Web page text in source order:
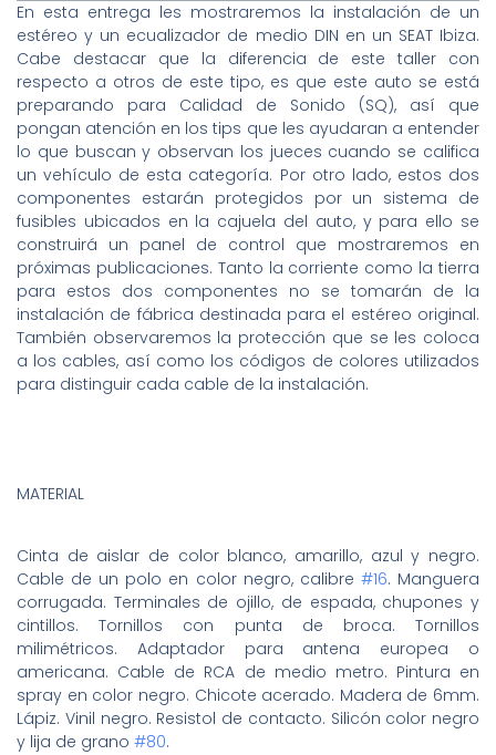
En esta entrega les mostraremos la instalación de un
estéreo y un ecualizador de medio DIN en un SEAT Ibiza.
Cabe destacar que la diferencia de este taller con
respecto a otros de este tipo, es que este auto se está
preparando para Calidad de Sonido (SQ), así que
pongan atención en los tips que les ayudaran a entender
lo que buscan y observan los jueces cuando se califica
un vehículo de esta categoría. Por otro lado, estos dos
componentes estarán protegidos por un sistema de
fusibles ubicados en la cajuela del auto, y para ello se
construirá un panel de control que mostraremos en
próximas publicaciones. Tanto la corriente como la tierra
para estos dos componentes no se tomarán de la
instalación de fábrica destinada para el estéreo original.
También observaremos la protección que se les coloca
a los cables, así como los códigos de colores utilizados
para distinguir cada cable de la instalación.
MATERIAL
Cinta de aislar de color blanco, amarillo, azul y negro.
Cable de un polo en color negro, calibre #16. Manguera
corrugada. Terminales de ojillo, de espada, chupones y
cintillos. Tornillos con punta de broca. Tornillos
milimétricos. Adaptador para antena europea o
americana. Cable de RCA de medio metro. Pintura en
spray en color negro. Chicote acerado. Madera de 6mm.
Lápiz. Vinil negro. Resistol de contacto. Silicón color negro
y lija de grano #80.